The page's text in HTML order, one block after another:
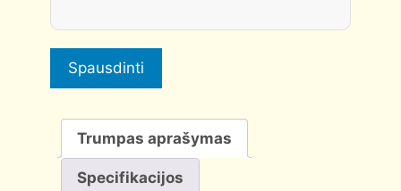
Spausdinti
Trumpas aprašymas
Specifikacijos